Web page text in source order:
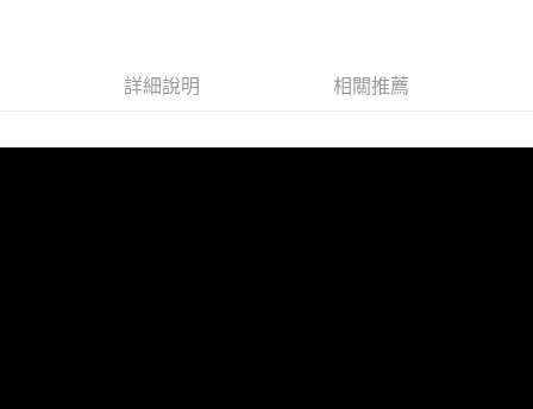
付款後7-11取貨詳細說明 相關推薦